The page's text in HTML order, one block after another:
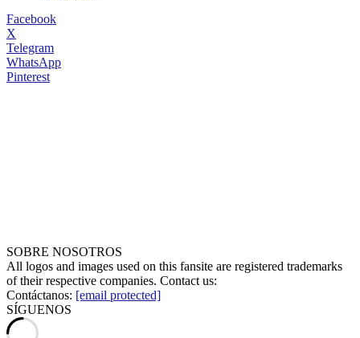
Facebook
X
Telegram
WhatsApp
Pinterest
SOBRE NOSOTROS
All logos and images used on this fansite are registered trademarks
of their respective companies. Contact us:
Contáctanos: [email protected]
SÍGUENOS